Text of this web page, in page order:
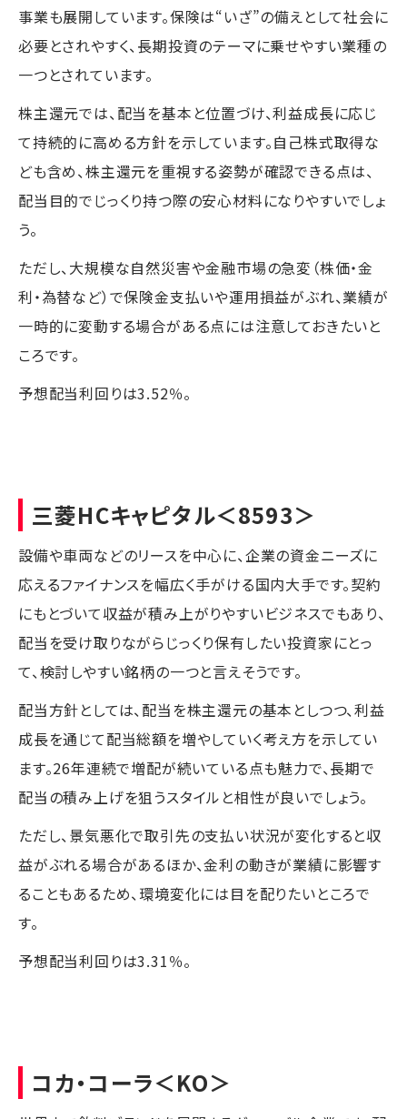
事業も展開しています。保険は“いざ”の備えとして社会に
必要とされやすく、長期投資のテーマに乗せやすい業種の
一つとされています。
株主還元では、配当を基本と位置づけ、利益成長に応じ
て持続的に高める方針を示しています。自己株式取得な
ども含め、株主還元を重視する姿勢が確認できる点は、
配当目的でじっくり持つ際の安心材料になりやすいでしょ
う。
ただし、大規模な自然災害や金融市場の急変（株価・金
利・為替など）で保険金支払いや運用損益がぶれ、業績が
一時的に変動する場合がある点には注意しておきたいと
ころです。
予想配当利回りは3.52％。
三菱HCキャピタル＜8593＞
設備や車両などのリースを中心に、企業の資金ニーズに
応えるファイナンスを幅広く手がける国内大手です。契約
にもとづいて収益が積み上がりやすいビジネスでもあり、
配当を受け取りながらじっくり保有したい投資家にとっ
て、検討しやすい銘柄の一つと言えそうです。
配当方針としては、配当を株主還元の基本としつつ、利益
成長を通じて配当総額を増やしていく考え方を示してい
ます。26年連続で増配が続いている点も魅力で、長期で
配当の積み上げを狙うスタイルと相性が良いでしょう。
ただし、景気悪化で取引先の支払い状況が変化すると収
益がぶれる場合があるほか、金利の動きが業績に影響す
ることもあるため、環境変化には目を配りたいところで
す。
予想配当利回りは3.31％。
コカ・コーラ＜KO＞